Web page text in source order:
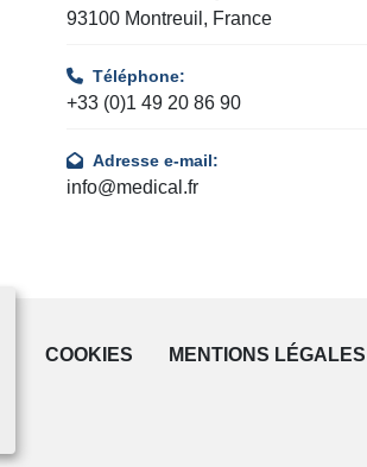
93100 Montreuil, France
Téléphone:
+33 (0)1 49 20 86 90
Adresse e-mail:
info@medical.fr
COOKIES MENTIONS LÉGALES